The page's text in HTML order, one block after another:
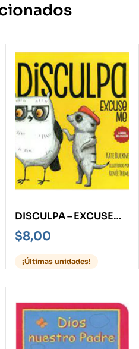
DISCULPA – EXCUSE
ME -LIBRO BILINGÜE-
$8,00
¡Últimas unidades!